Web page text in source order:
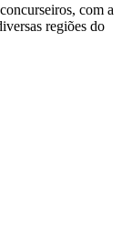
com a
regiões do